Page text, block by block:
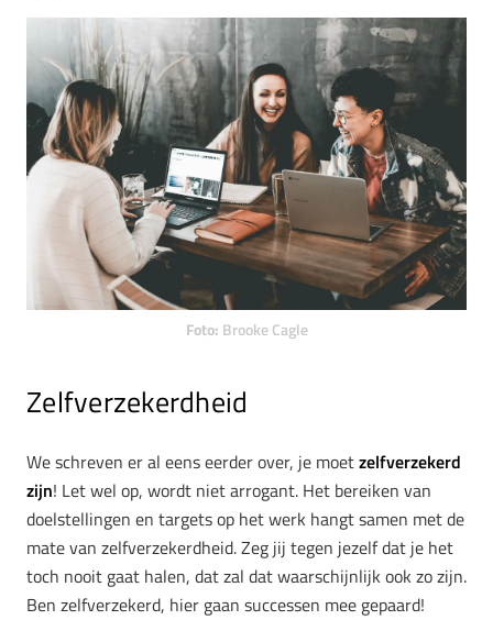
Foto: Brooke Cagle
Zelfverzekerdheid
We schreven er al eens eerder over, je moetzelfverzekerd
zijn! Let wel op, wordt niet arrogant. Het bereiken van
doelstellingen en targets op het werk hangt samen met de
mate van zelfverzekerdheid. Zeg jij tegen jezelf dat je het
toch nooit gaat halen, dat zal dat waarschijnlijk ook zo zijn.
Ben zelfverzekerd, hier gaan successen mee gepaard!